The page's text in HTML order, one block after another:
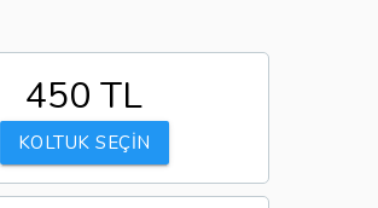
450 TL
KOLTUK SEÇİN